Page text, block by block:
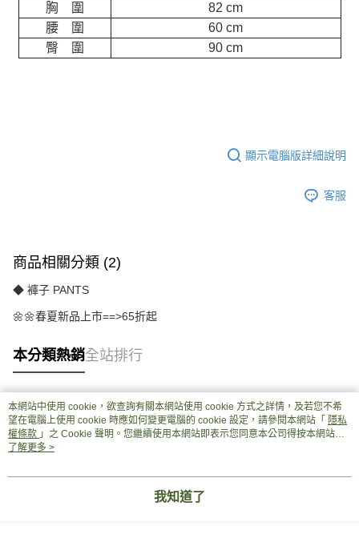
胸 圍
82 cm
腰 圍
60 cm
臀 圍
90 cm
顯示電腦版詳細說明
客服
商品相關分類 (2)
◆ 褲子 PANTS
🌼🌼春夏新品上市==>65折起
本分類熱銷全站排行
熱門標籤
本網站中使用 cookie，欲查詢有關本網站使用 cookie 方式之詳情，及若您不希
望在電腦上使用 cookie 時應如何變更電腦的 cookie 設定，請參閱本網站「 隱私
權條款 」之 Cookie 聲明。您繼續使用本網站即表示您同意本公司得按本網站使
用條款之 Cookie 聲明使用 cookie。
了解更多 >
我知道了